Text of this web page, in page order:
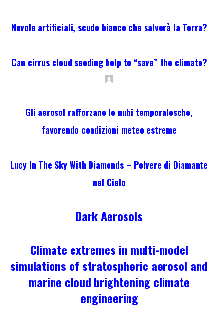
Nuvole artificiali, scudo bianco che salverà la Terra?
Can cirrus cloud seeding help to “save” the climate?
Gli aerosol rafforzano le nubi temporalesche,
favorendo condizioni meteo estreme
Lucy In The Sky With Diamonds – Polvere di Diamante
nel Cielo
Dark Aerosols
Climate extremes in multi-model
simulations of stratospheric aerosol and
marine cloud brightening climate
engineering